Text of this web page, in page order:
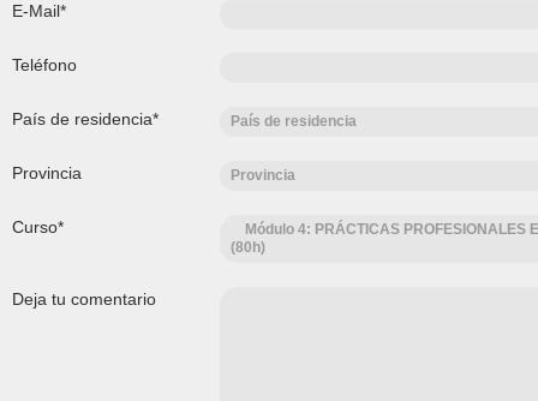
E-Mail*
Teléfono
País de residencia* País de residencia
Provincia Provincia
Curso*
Módulo 4: PRÁCTICAS PROFESIONALES
(80h)
Deja tu comentario